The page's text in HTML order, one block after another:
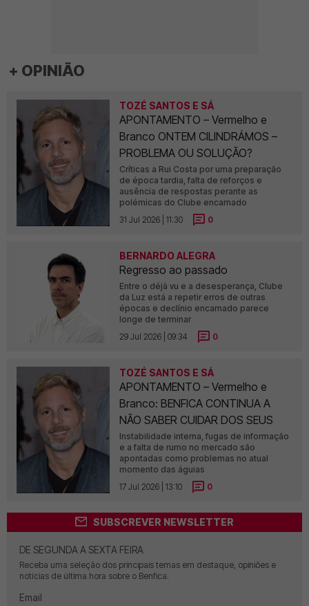
+ OPINIÃO
TOZÉ SANTOS E SÁ
APONTAMENTO – Vermelho e
Branco ONTEM CILINDRÁMOS –
PROBLEMA OU SOLUÇÃO?
Críticas a Rui Costa por uma preparação
de época tardia, falta de reforços e
ausência de respostas perante as
polémicas do Clube encarnado
31 Jul 2026 | 11:30
0
BERNARDO ALEGRA
Regresso ao passado
Entre o déjà vu e a desesperança, Clube
da Luz está a repetir erros de outras
épocas e declínio encarnado parece
longe de terminar
29 Jul 2026 | 09:34
0
TOZÉ SANTOS E SÁ
APONTAMENTO – Vermelho e
Branco: BENFICA CONTINUA A
NÃO SABER CUIDAR DOS SEUS
Instabilidade interna, fugas de informação
e a falta de rumo no mercado são
apontadas como problemas no atual
momento das águias
17 Jul 2026 | 13:10
0
SUBSCREVER NEWSLETTER
DE SEGUNDA A SEXTA FEIRA
Receba uma seleção dos principais temas em destaque, opiniões e
notícias de última hora sobre o Benfica.
Email